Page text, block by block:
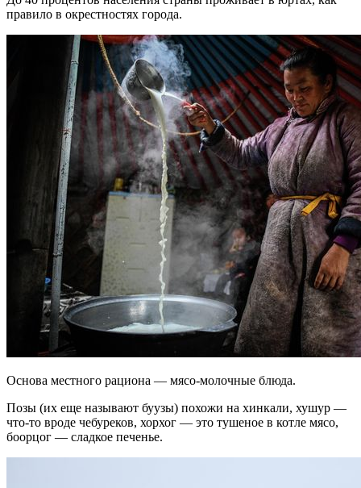
правило в окрестностях города.
Основа местного рациона — мясо-молочные блюда.
Позы (их еще называют буузы) похожи на хинкали, хушур —
что-то вроде чебуреков, хорхог — это тушеное в котле мясо,
боорцог — сладкое печенье.